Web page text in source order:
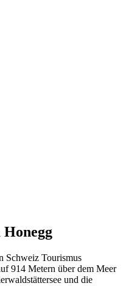
Schweiz Tourismus
914 Metern über dem Meer
und die